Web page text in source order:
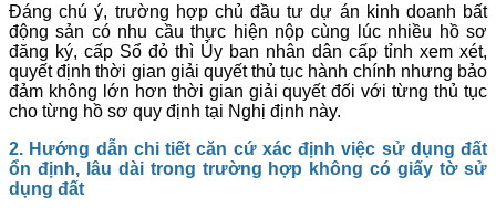
Đáng chú ý, trường hợp chủ đầu tư dự án kinh doanh bất
động sản có nhu cầu thực hiện nộp cùng lúc nhiều hồ sơ
đăng ký, cấp Sổ đỏ thì Ủy ban nhân dân cấp tỉnh xem xét,
quyết định thời gian giải quyết thủ tục hành chính nhưng bảo
đảm không lớn hơn thời gian giải quyết đối với từng thủ tục
cho từng hồ sơ quy định tại Nghị định này.
2. Hướng dẫn chi tiết căn cứ xác định việc sử dụng đất
ổn định, lâu dài trong trường hợp không có giấy tờ sử
dụng đất